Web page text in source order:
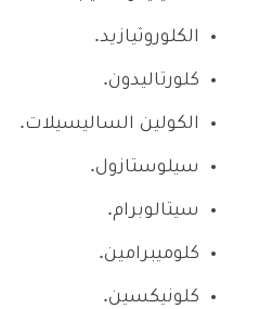
الكلوروثيازيد.
كلورتاليدون.
الكولين الساليسيلات.
سيلوستازول.
سيتالوبرام.
كلوميبرامين.
كلونيكسين.